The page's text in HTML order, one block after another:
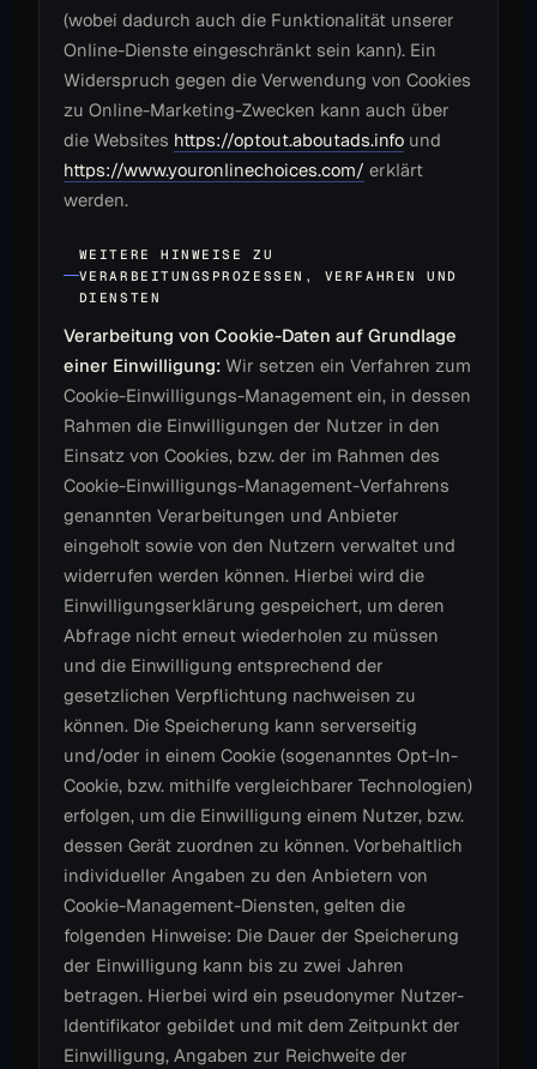
(wobei dadurch auch die Funktionalität unserer
Online-Dienste eingeschränkt sein kann). Ein
Widerspruch gegen die Verwendung von Cookies
zu Online-Marketing-Zwecken kann auch über
die Websites https://optout.aboutads.info und
https://www.youronlinechoices.com/ erklärt
werden.
WEITERE HINWEISE ZU
VERARBEITUNGSPROZESSEN, VERFAHREN UND
DIENSTEN
Verarbeitung von Cookie-Daten auf Grundlage
einer Einwilligung: Wir setzen ein Verfahren zum
Cookie-Einwilligungs-Management ein, in dessen
Rahmen die Einwilligungen der Nutzer in den
Einsatz von Cookies, bzw. der im Rahmen des
Cookie-Einwilligungs-Management-Verfahrens
genannten Verarbeitungen und Anbieter
eingeholt sowie von den Nutzern verwaltet und
widerrufen werden können. Hierbei wird die
Einwilligungserklärung gespeichert, um deren
Abfrage nicht erneut wiederholen zu müssen
und die Einwilligung entsprechend der
gesetzlichen Verpflichtung nachweisen zu
können. Die Speicherung kann serverseitig
und/oder in einem Cookie (sogenanntes Opt-In-
Cookie, bzw. mithilfe vergleichbarer Technologien)
erfolgen, um die Einwilligung einem Nutzer, bzw.
dessen Gerät zuordnen zu können. Vorbehaltlich
individueller Angaben zu den Anbietern von
Cookie-Management-Diensten, gelten die
folgenden Hinweise: Die Dauer der Speicherung
der Einwilligung kann bis zu zwei Jahren
betragen. Hierbei wird ein pseudonymer Nutzer-
Identifikator gebildet und mit dem Zeitpunkt der
Einwilligung, Angaben zur Reichweite der